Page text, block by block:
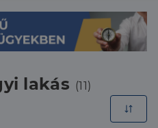
lakás (11)